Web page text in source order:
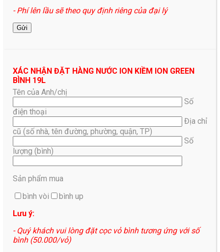
- Phí lên lầu sẽ theo quy định riêng của đại lý
XÁC NHẬN ĐẶT HÀNG NƯỚC ION KIỀM ION GREEN
BÌNH 19L
Tên của Anh/chị
Số
điện thoại
Địa chỉ
cũ (số nhà, tên đường, phường, quận, TP)
Số
lượng (bình)
Sản phẩm mua
bình vòi
bình up
Lưu ý:
- Quý khách vui lòng đặt cọc vỏ bình tương ứng với số
bình (50.000/vỏ)